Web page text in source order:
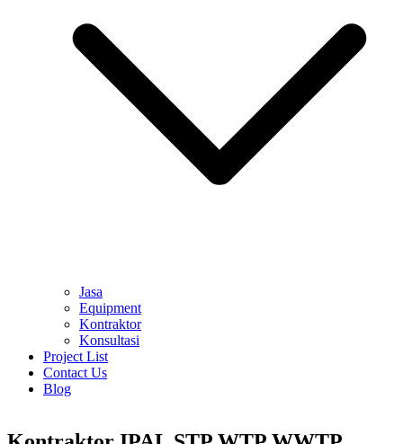
Jasa
Equipment
Kontraktor
Konsultasi
Project List
Contact Us
Blog